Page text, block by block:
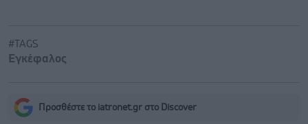
#TAGS
Εγκέφαλος
Προσθέστε το iatronet.gr στο Discover